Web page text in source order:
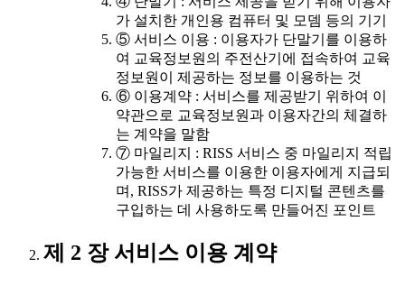
가 설치한 개인용 컴퓨터 및 모뎀 등의 기기
⑤ 서비스 이용 : 이용자가 단말기를 이용하
여 교육정보원의 주전산기에 접속하여 교육
정보원이 제공하는 정보를 이용하는 것
⑥ 이용계약 : 서비스를 제공받기 위하여 이
약관으로 교육정보원과 이용자간의 체결하
는 계약을 말함
⑦ 마일리지 : RISS 서비스 중 마일리지 적립
가능한 서비스를 이용한 이용자에게 지급되
며, RISS가 제공하는 특정 디지털 콘텐츠를
구입하는 데 사용하도록 만들어진 포인트
제 2 장 서비스 이용 계약